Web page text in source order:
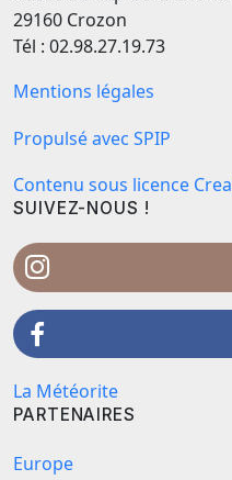
29160 Crozon
Tél : 02.98.27.19.73
Mentions légales
Propulsé avec SPIP
Contenu sous licence
SUIVEZ-NOUS !
La Météorite
PARTENAIRES
Europe